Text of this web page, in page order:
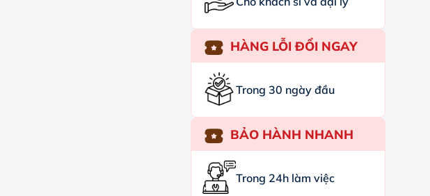
HÀNG LỖI ĐỔI NGAY
Trong 30 ngày đầu
BẢO HÀNH NHANH
Trong 24h làm việc